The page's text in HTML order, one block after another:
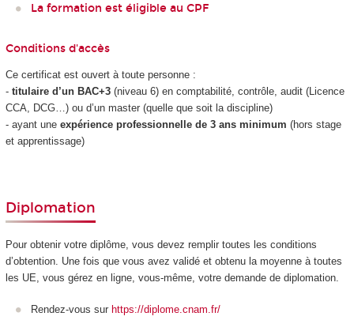
La formation est éligible au CPF
Conditions d'accès
Ce certificat est ouvert à toute personne :
- titulaire d’un BAC+3(niveau 6) en comptabilité, contrôle, audit (Licence
CCA, DCG…) ou d’un master (quelle que soit la discipline)
- ayant une expérience professionnelle de 3 ans minimum (hors stage
et apprentissage)
Diplomation
Pour obtenir votre diplôme, vous devez remplir toutes les conditions
d’obtention. Une fois que vous avez validé et obtenu la moyenne à toutes
les UE, vous gérez en ligne, vous-même, votre demande de diplomation.
Rendez-vous sur https://diplome.cnam.fr/